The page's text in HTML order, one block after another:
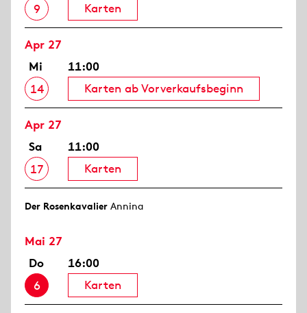
9
Karten
Apr 27
Mi
14
11:00
Karten ab Vorverkaufsbeginn
Apr 27
Sa
17
11:00
Karten
Der Rosen­kavalier Annina
Mai 27
Do
6
16:00
Karten